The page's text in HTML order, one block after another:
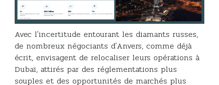
Avec l'incertitude entourant les diamants russes,
de nombreux négociants d'Anvers, comme déjà
écrit, envisagent de relocaliser leurs opérations à
Dubaï, attirés par des réglementations plus
souples et des opportunités de marchés plus